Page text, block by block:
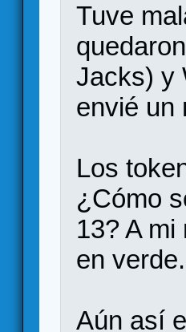
Tuve
Jacks) y
envié un
Los
¿Cómo
13? A
en verde.
Aún así